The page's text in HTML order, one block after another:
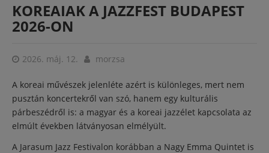
KOREAIAK A JAZZFEST BUDAPEST
2026-ON
2026. máj. 12. morzsa
A koreai művészek jelenléte azért is különleges, mert nem
pusztán koncertekről van szó, hanem egy kulturális
párbeszédről is: a magyar és a koreai jazzélet kapcsolata az
elmúlt években látványosan elmélyült.
A Jarasum Jazz Festivalon korábban a Nagy Emma Quintet is